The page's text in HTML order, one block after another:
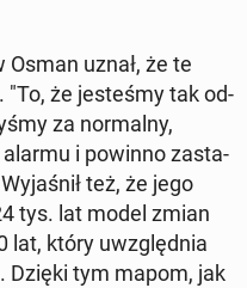
uznał, że te
"To, że je­ste­śmy tak od­
za nor­mal­ny,
i powinno za­sta­
też, że jego
tys. lat model zmian
lat, który uwzględ­nia
Dzięki tym mapom, jak